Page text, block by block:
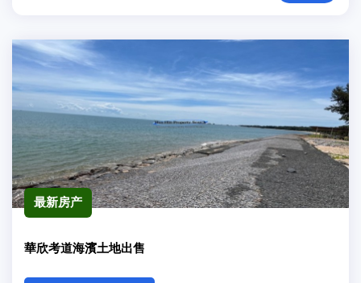
最新房产
華欣考道海濱土地出售